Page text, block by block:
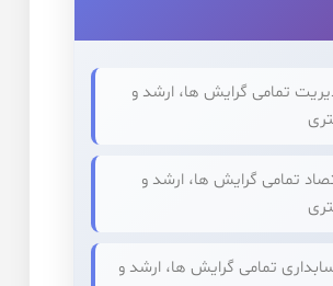
تمامی گرایش ها، ارشد و
تمامی گرایش ها، ارشد و
تمامی گرایش ها، ارشد و